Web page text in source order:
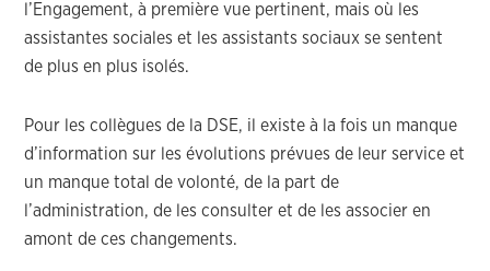
l’Engagement, à première vue pertinent, mais où les
assistantes sociales et les assistants sociaux se sentent
de plus en plus isolés.
Pour les collègues de la DSE, il existe à la fois un manque
d’information sur les évolutions prévues de leur service et
un manque total de volonté, de la part de
l’administration, de les consulter et de les associer en
amont de ces changements.